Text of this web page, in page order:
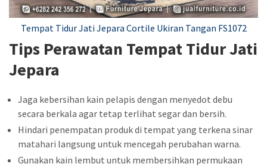
Tempat Tidur Jati Jepara Cortile Ukiran Tangan FS1072
Tips Perawatan Tempat Tidur Jati
Jepara
Jaga kebersihan kain pelapis dengan menyedot debu
secara berkala agar tetap terlihat segar dan bersih.
Hindari penempatan produk di tempat yang terkena sinar
matahari langsung untuk mencegah perubahan warna.
Gunakan kain lembut untuk membersihkan permukaan